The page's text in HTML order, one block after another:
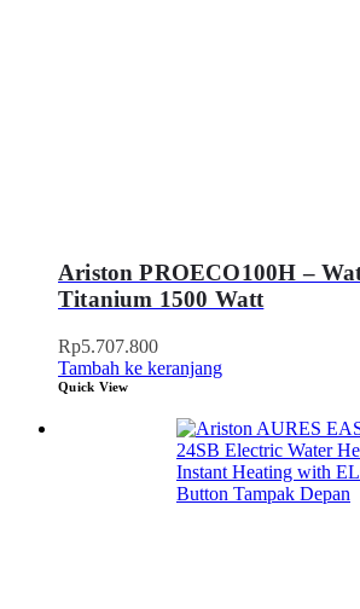
Ariston PROECO100H –
Titanium 1500 Watt
Rp5.707.800
Tambah ke keranjang
Quick View